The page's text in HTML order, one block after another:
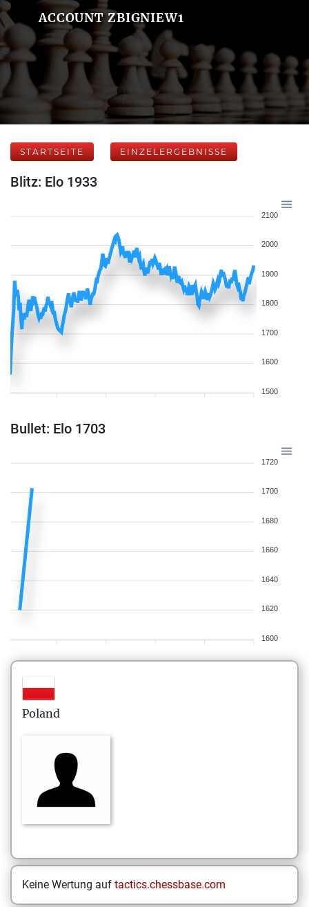
ACCOUNT ZBIGNIEW1
STARTSEITE EINZELERGEBNISSE
Blitz: Elo 1933
2100
2000
1900
1800
1700
1600
1500
Bullet: Elo 1703
1720
1700
1680
1660
1640
1620
1600
Poland
Keine Wertung auf tactics.chessbase.com